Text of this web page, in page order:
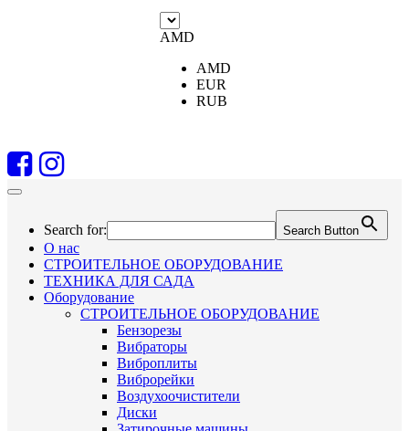
AMD
AMD
EUR
RUB
Search for: Search Button
О нас
СТРОИТЕЛЬНОЕ ОБОРУДОВАНИЕ
ТЕХНИКА ДЛЯ САДА
Оборудование
СТРОИТЕЛЬНОЕ ОБОРУДОВАНИЕ
Бензорезы
Вибраторы
Виброплиты
Виброрейки
Воздухоочистители
Диски